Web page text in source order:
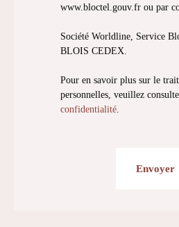
www.bloctel.gouv.fr ou par
Société Worldline, Service
BLOIS CEDEX.
Pour en savoir plus sur le
personnelles, veuillez
confidentialité
Envoyer